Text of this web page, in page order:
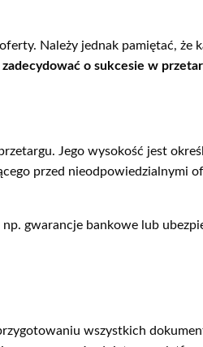
Należy jednak pamiętać, że
zadecydować o sukcesie w
Jego wysokość jest
przed nieodpowiedzialnymi
gwarancje bankowe lub
wszystkich